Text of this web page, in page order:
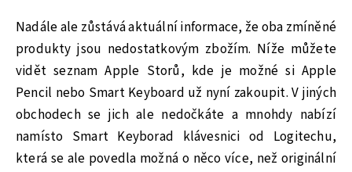
Nadále ale zůstává aktuální informace, že oba zmíněné
produkty jsou nedostatkovým zbožím. Níže můžete
vidět seznam Apple Storů, kde je možné si Apple
Pencil nebo Smart Keyboard už nyní zakoupit. V jiných
obchodech se jich ale nedočkáte a mnohdy nabízí
namísto Smart Keyborad klávesnici od Logitechu,
která se ale povedla možná o něco více, než originální